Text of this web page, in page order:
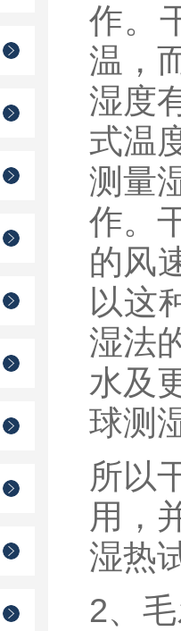
作。
温，
湿度
式温
测量
作。
的风
以这
湿法
水及
球测
所以
用，
湿热
2、